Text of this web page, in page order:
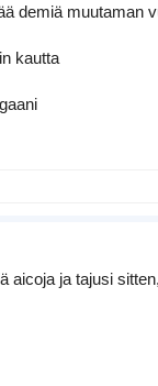
demiä muutaman
kautta
ja tajusi